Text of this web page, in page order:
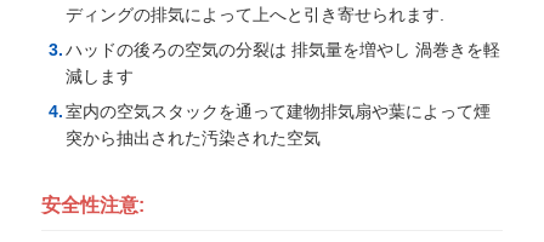
見
ディングの排気によって上へと引き寄せられます.
ハッドの後ろの空気の分裂は 排気量を増やし 渦巻きを軽
減します
室内の空気スタックを通って建物排気扇や葉によって煙
突から抽出された汚染された空気
安全性注意: